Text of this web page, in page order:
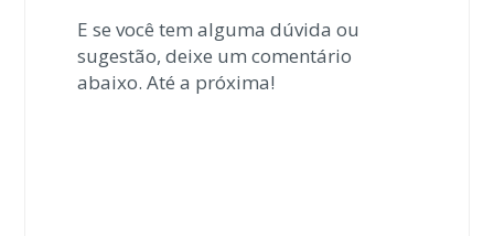
E se você tem alguma dúvida ou
sugestão, deixe um comentário
abaixo. Até a próxima!